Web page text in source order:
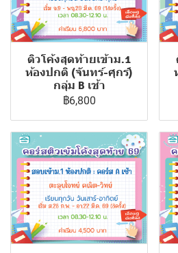
ติวโค้งสุดท้ายเข้าม.1
ห้องปกติ (จันทร์-ศุกร์)
กลุ่ม B เช้า
฿6,800